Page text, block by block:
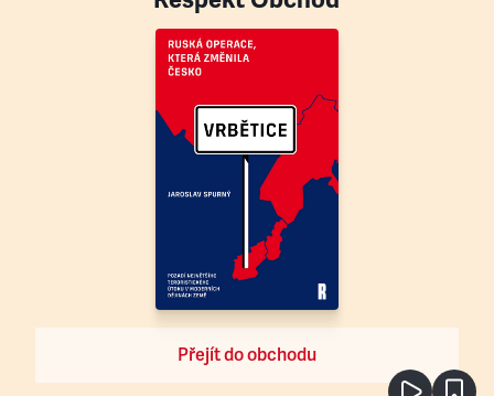
Přejít do obchodu